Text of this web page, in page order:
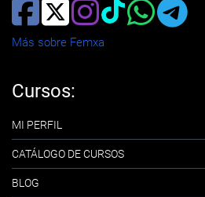
Más sobre Femxa
Cursos:
MI PERFIL
CATÁLOGO DE CURSOS
BLOG